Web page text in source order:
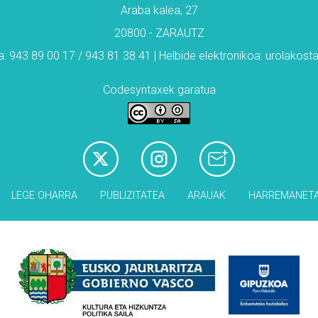
Araba kalea, 27
20800 - ZARAUTZ
943 89 00 17 / 943 81 38 41 | Helbide elektronikoa:
Codesyntaxek garatua
LEGE OHARRA PUBLIZITATEA ARAUAK